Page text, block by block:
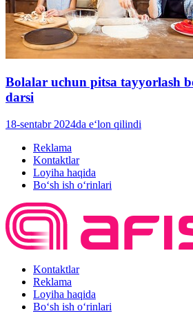
Bolalar uchun pitsa tayyorlash
darsi
18-sentabr 2024da e‘lon qilindi
Reklama
Kontaktlar
Loyiha haqida
Bo‘sh ish o‘rinlari
Kontaktlar
Reklama
Loyiha haqida
Bo‘sh ish o‘rinlari